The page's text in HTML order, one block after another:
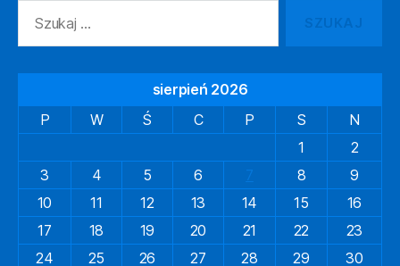
sierpień 2026
P
W Ś C P S
N
1
2
3
4 5 6 7 8
9
10
11 12 13 14 15
16
17
18 19 20 21 22
23
24
25 26 27 28 29 30